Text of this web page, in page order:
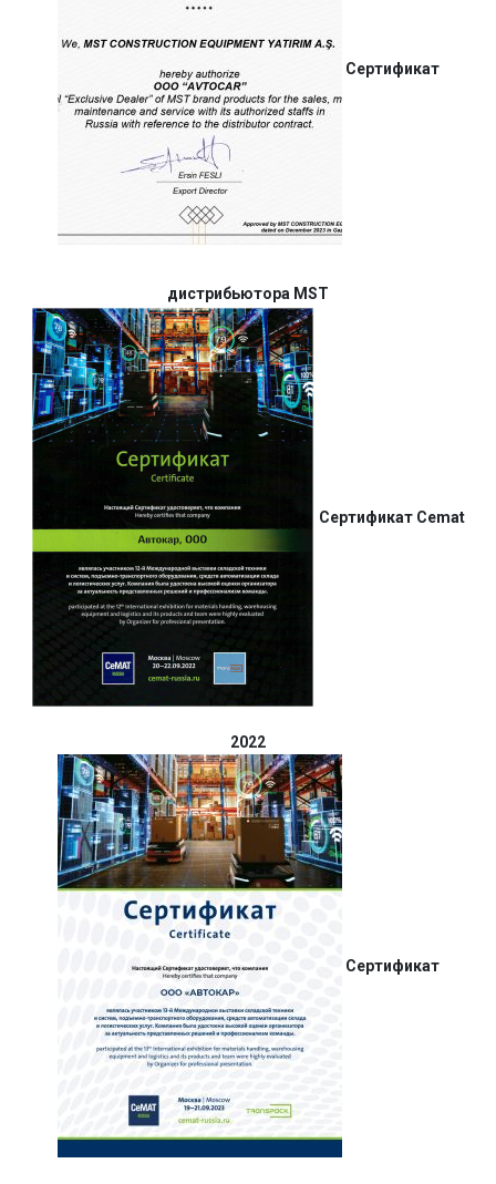
Сертификат
дистрибьютора MST
Сертификат Cemat
2022
Сертификат